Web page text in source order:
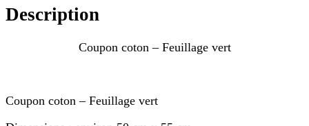
Description
Coupon coton – Feuillage vert
Coupon coton – Feuillage vert